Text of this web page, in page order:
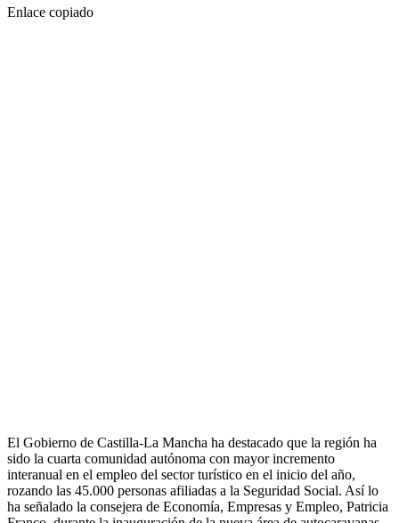
Enlace copiado
El Gobierno de Castilla-La Mancha ha destacado que la región ha
sido la cuarta comunidad autónoma con mayor incremento
interanual en el empleo del sector turístico en el inicio del año,
rozando las 45.000 personas afiliadas a la Seguridad Social. Así lo
ha señalado la consejera de Economía, Empresas y Empleo, Patricia